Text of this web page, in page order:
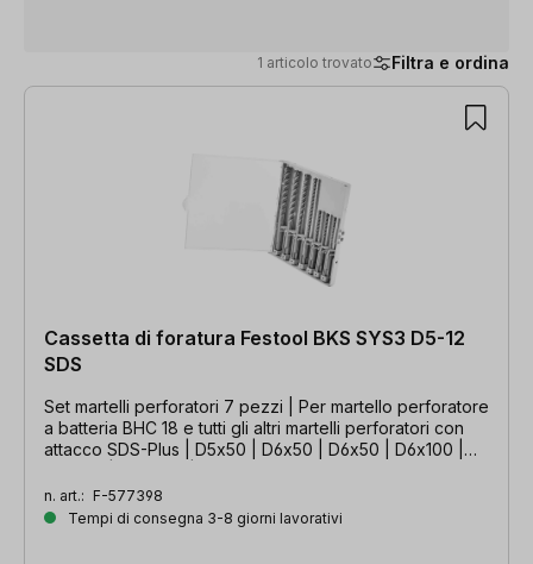
1 articolo trovato Filtra e ordina
1 articolo trovato
Cassetta di foratura Festool BKS SYS3 D5-12
SDS
Set martelli perforatori 7 pezzi | Per martello perforatore
a batteria BHC 18 e tutti gli altri martelli perforatori con
attacco SDS-Plus | D5x50 | D6x50 | D6x50 | D6x100 |
n. art.: F-577398
Tempi di consegna 3-8 giorni lavorativi